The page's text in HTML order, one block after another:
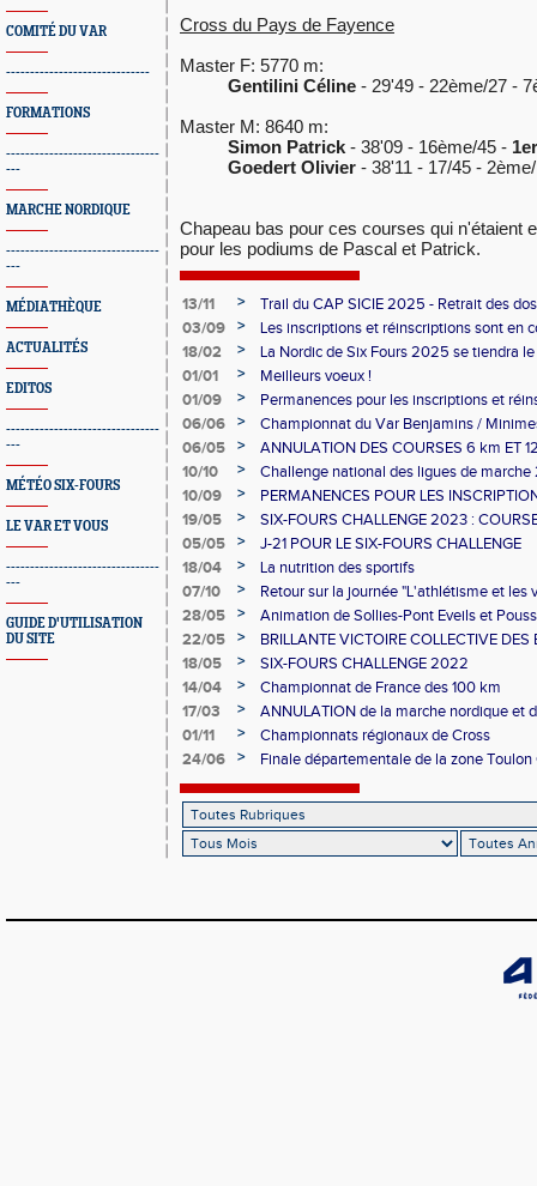
COMITÉ DU VAR
------------------------------
FORMATIONS
--------------------------------
---
MARCHE NORDIQUE
--------------------------------
---
MÉDIATHÈQUE
ACTUALITÉS
EDITOS
--------------------------------
---
MÉTÉO SIX-FOURS
LE VAR ET VOUS
--------------------------------
---
GUIDE D'UTILISATION
DU SITE
Cross du Pays de Fayence
Master F: 5770 m:
Gentilini Céline - 29'49 - 22ème/27 -
Master M: 8640 m:
Simon Patrick - 38'09 - 16ème/45 -
Goedert Olivier - 38'11 - 17/45 -
Chapeau bas pour ces courses qui n'étaient
pour les podiums de Pascal et Patrick.
13/11 >
Trail du CAP SICIE 2025 - Retrait des
03/09
>
Les inscriptions et réinscriptions sont en
18/02
>
La Nordic de Six Fours 2025 se tiendra
01/01
>
Meilleurs voeux !
01/09
>
Permanences pour les inscriptions et
06/06
>
Championnat du Var Benjamins /
06/05
>
ANNULATION DES COURSES 6 km ET
CHALLENGE
10/10 >
Challenge national des ligues de
10/09
>
PERMANENCES POUR LES
19/05
>
SIX-FOURS CHALLENGE 2023 :
ACTIVITES DU 27 MAINTENUES
05/05 >
J-21 POUR LE SIX-FOURS CHALLENGE
18/04
>
La nutrition des sportifs
07/10
>
Retour sur la journée "L'athlétisme et les
28/05
>
Animation de Sollies-Pont Eveils et
22/05
>
BRILLANTE VICTOIRE COLLECTIVE
ATHLE
18/05 >
SIX-FOURS CHALLENGE 2022
14/04
>
Championnat de France des 100 km
17/03
>
ANNULATION de la marche nordique et
initialement le 20 mars
01/11 >
Championnats régionaux de Cross
24/06
>
Finale départementale de la zone